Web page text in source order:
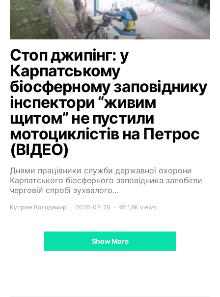
Стоп джипінг: у
Карпатському
біосферному заповіднику
інспектори “живим
щитом” не пустили
мотоциклістів на Петрос
(ВІДЕО)
Днями працівники служби державної охорони
Карпатського біосферного заповідника запобігли
черговій спробі зухвалого…
Купріян Володимир 2026-07-28 1,8K views
Show More